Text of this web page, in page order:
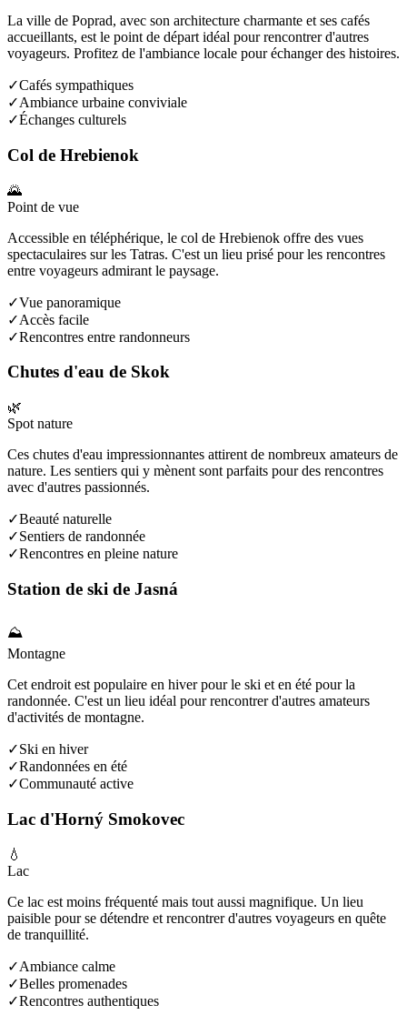
La ville de Poprad, avec son architecture charmante et ses cafés
accueillants, est le point de départ idéal pour rencontrer d'autres
voyageurs. Profitez de l'ambiance locale pour échanger des histoires.
✓Cafés sympathiques
✓Ambiance urbaine conviviale
✓Échanges culturels
Col de Hrebienok
🌄
Point de vue
Accessible en téléphérique, le col de Hrebienok offre des vues
spectaculaires sur les Tatras. C'est un lieu prisé pour les rencontres
entre voyageurs admirant le paysage.
✓Vue panoramique
✓Accès facile
✓Rencontres entre randonneurs
Chutes d'eau de Skok
🌿
Spot nature
Ces chutes d'eau impressionnantes attirent de nombreux amateurs de
nature. Les sentiers qui y mènent sont parfaits pour des rencontres
avec d'autres passionnés.
✓Beauté naturelle
✓Sentiers de randonnée
✓Rencontres en pleine nature
Station de ski de Jasná
⛰️
Montagne
Cet endroit est populaire en hiver pour le ski et en été pour la
randonnée. C'est un lieu idéal pour rencontrer d'autres amateurs
d'activités de montagne.
✓Ski en hiver
✓Randonnées en été
✓Communauté active
Lac d'Horný Smokovec
💧
Lac
Ce lac est moins fréquenté mais tout aussi magnifique. Un lieu
paisible pour se détendre et rencontrer d'autres voyageurs en quête
de tranquillité.
✓Ambiance calme
✓Belles promenades
✓Rencontres authentiques